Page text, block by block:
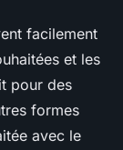
facilement
et les
pour des
formes
avec le